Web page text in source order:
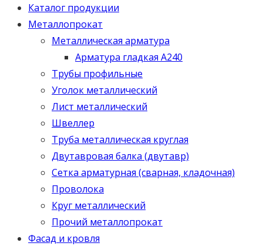
Каталог продукции
Металлопрокат
Металлическая арматура
Арматура гладкая А240
Трубы профильные
Уголок металлический
Лист металлический
Швеллер
Труба металлическая круглая
Двутавровая балка (двутавр)
Сетка арматурная (сварная, кладочная)
Проволока
Круг металлический
Прочий металлопрокат
Фасад и кровля